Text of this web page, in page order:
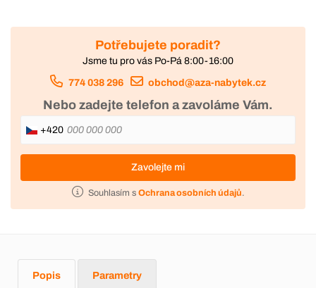
Potřebujete poradit?
Jsme tu pro vás Po-Pá 8:00-16:00
774 038 296 obchod@aza-nabytek.cz
Nebo zadejte telefon a zavoláme Vám.
+420
Zavolejte mi
Souhlasím s Ochrana osobních údajů.
Popis Parametry